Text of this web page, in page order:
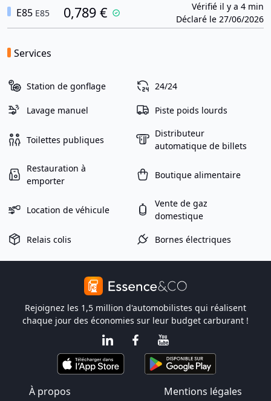
E85 E85 0,789 €
Vérifié il y a 4 min
Déclaré le 27/06/2026
Services
Station de gonflage 24/24
Lavage manuel Piste poids lourds
Toilettes publiques
Distributeur
automatique de billets
Restauration à
emporter
Boutique alimentaire
Location de véhicule
Vente de gaz
domestique
Relais colis Bornes électriques
Rejoignez les 1,5 million d'automobilistes qui réalisent
chaque jour des économies sur leur budget carburant !
À propos Mentions légales